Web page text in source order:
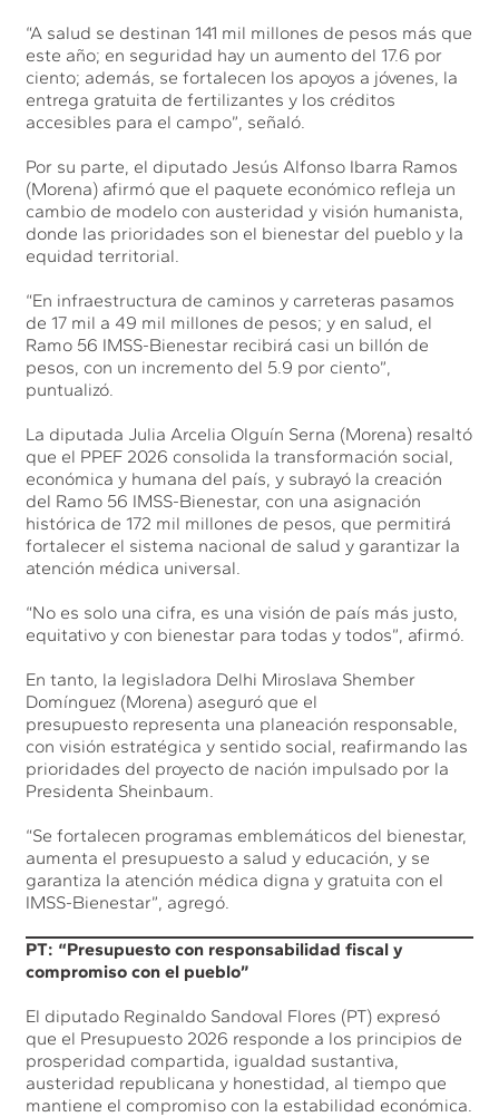
“A salud se destinan 141 mil millones de pesos más que
este año; en seguridad hay un aumento del 17.6 por
ciento; además, se fortalecen los apoyos a jóvenes, la
entrega gratuita de fertilizantes y los créditos
accesibles para el campo”, señaló.
Por su parte, el diputado Jesús Alfonso Ibarra Ramos
(Morena) afirmó que el paquete económico refleja un
cambio de modelo con austeridad y visión humanista,
donde las prioridades son el bienestar del pueblo y la
equidad territorial.
“En infraestructura de caminos y carreteras pasamos
de 17 mil a 49 mil millones de pesos; y en salud, el
Ramo 56 IMSS-Bienestar recibirá casi un billón de
pesos, con un incremento del 5.9 por ciento”,
puntualizó.
La diputada Julia Arcelia Olguín Serna (Morena) resaltó
que el PPEF 2026 consolida la transformación social,
económica y humana del país, y subrayó la creación
del Ramo 56 IMSS-Bienestar, con una asignación
histórica de 172 mil millones de pesos, que permitirá
fortalecer el sistema nacional de salud y garantizar la
atención médica universal.
“No es solo una cifra, es una visión de país más justo,
equitativo y con bienestar para todas y todos”, afirmó.
En tanto, la legisladora Delhi Miroslava Shember
Domínguez (Morena) aseguró que el
presupuesto representa una planeación responsable,
con visión estratégica y sentido social, reafirmando las
prioridades del proyecto de nación impulsado por la
Presidenta Sheinbaum.
“Se fortalecen programas emblemáticos del bienestar,
aumenta el presupuesto a salud y educación, y se
garantiza la atención médica digna y gratuita con el
IMSS-Bienestar”, agregó.
PT: “Presupuesto con responsabilidad fiscal y
compromiso con el pueblo”
El diputado Reginaldo Sandoval Flores (PT) expresó
que el Presupuesto 2026 responde a los principios de
prosperidad compartida, igualdad sustantiva,
austeridad republicana y honestidad, al tiempo que
mantiene el compromiso con la estabilidad económica.